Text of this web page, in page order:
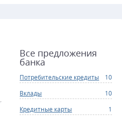
Все предложения
банка
Потребительские кредиты
10
Вклады
10
Кредитные карты
1